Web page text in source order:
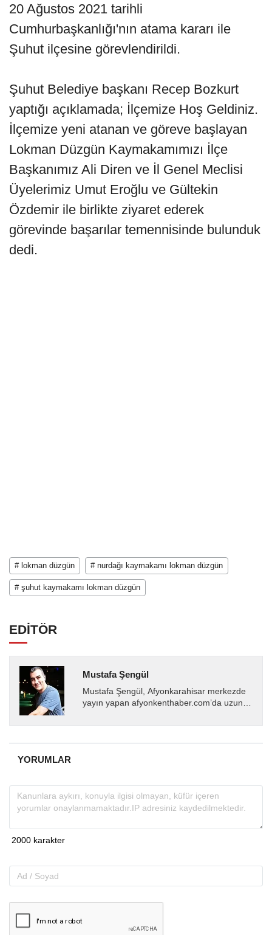
20 Ağustos 2021 tarihli
Cumhurbaşkanlığı'nın atama kararı ile
Şuhut ilçesine görevlendirildi.
Şuhut Belediye başkanı Recep Bozkurt
yaptığı açıklamada; İlçemize Hoş Geldiniz.
İlçemize yeni atanan ve göreve başlayan
Lokman Düzgün Kaymakamımızı İlçe
Başkanımız Ali Diren ve İl Genel Meclisi
Üyelerimiz Umut Eroğlu ve Gültekin
Özdemir ile birlikte ziyaret ederek
görevinde başarılar temennisinde bulunduk
dedi.
# lokman düzgün # nurdağı kaymakamı lokman düzgün
# şuhut kaymakamı lokman düzgün
EDİTÖR
Mustafa Şengül
Mustafa Şengül, Afyonkarahisar merkezde
yayın yapan afyonkenthaber.com’da uzun
almakta, haber akışı...
YORUMLAR